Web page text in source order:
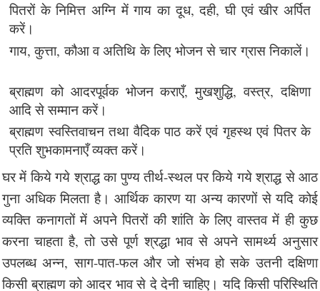
पितरों के निमित्त अग्नि में गाय का दूध, दही, घी एवं खीर अर्पित
करें।
गाय, कुत्ता, कौआ व अतिथि के लिए भोजन से चार ग्रास निकालें।
ब्राह्मण को आदरपूर्वक भोजन कराएँ, मुखशुद्धि, वस्त्र, दक्षिणा
आदि से सम्मान करें।
ब्राह्मण स्वस्तिवाचन तथा वैदिक पाठ करें एवं गृहस्थ एवं पितर के
प्रति शुभकामनाएँ व्यक्त करें।
घर में किये गये श्राद्ध का पुण्य तीर्थ-स्थल पर किये गये श्राद्ध से आठ
गुना अधिक मिलता है। आर्थिक कारण या अन्य कारणों से यदि कोई
व्यक्ति कनागतों में अपने पितरों की शांति के लिए वास्तव में ही कुछ
करना चाहता है, तो उसे पूर्ण श्रद्धा भाव से अपने सामर्थ्य अनुसार
उपलब्ध अन्न, साग-पात-फल और जो संभव हो सके उतनी दक्षिणा
किसी ब्राह्मण को आदर भाव से दे देनी चाहिए। यदि किसी परिस्थिति